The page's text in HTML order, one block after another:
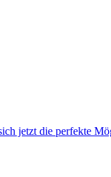
jetzt die perfekte